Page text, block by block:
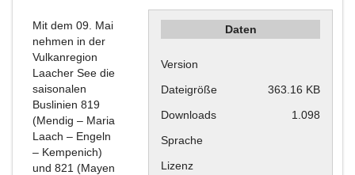
Mit dem 09. Mai
nehmen in der
Vulkanregion
Laacher See die
saisonalen
Buslinien 819
(Mendig – Maria
Laach – Engeln
– Kempenich)
und 821 (Mayen
Daten
Version
Dateigröße
363.16 KB
Downloads
1.098
Sprache
Lizenz